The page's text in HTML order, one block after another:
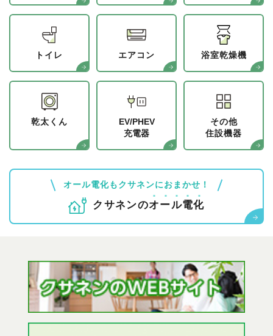
トイレ エアコン 浴室乾燥機
乾太くん
EV/PHEV
充電器
その他
住設機器
オール電化もクサネンにおまかせ！
クサネンのオール電化